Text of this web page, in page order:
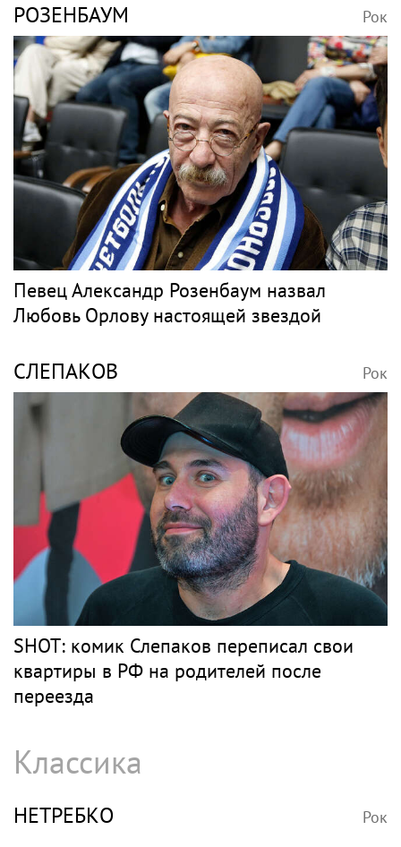
РОЗЕНБАУМ Рок
Певец Александр Розенбаум назвал
Любовь Орлову настоящей звездой
СЛЕПАКОВ Рок
SHOT: комик Слепаков переписал свои
квартиры в РФ на родителей после
переезда
Классика
НЕТРЕБКО Рок